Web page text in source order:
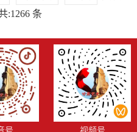
:1266 条